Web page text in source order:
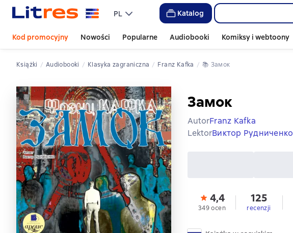
PL Katalog
Kod promocyjny Nowości Popularne Audiobooki Komiksy i webtoony
Książki Audiobooki klasyka zagraniczna Franz Kafka 📚 Замок
Замок
AutorFranz Kafka
LektorВиктор Рудниченко
4,4
349 ocen
125
recenzji